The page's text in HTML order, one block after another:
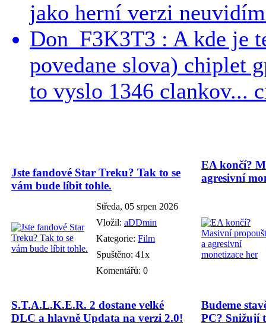
jako herní verzi
Don_F3K3T3 : A kde je
povedane slova) chiplet
to vyslo 1346 clankov...
Jste fandové Star Treku? Tak to se
vám bude líbit tohle.
Středa, 05 srpen 2026
Vložil: aDDmin
Kategorie: Film
Spuštěno: 41x
Komentářů: 0
EA končí?
agresivní
S.T.A.L.K.E.R. 2 dostane velké
DLC a hlavně Updata na verzi 2.0!
Budeme
PC? Snižují